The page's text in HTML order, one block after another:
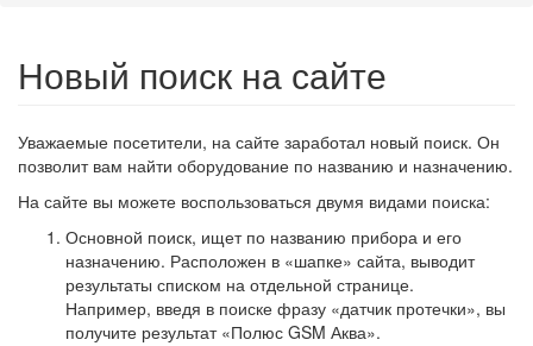
Новый поиск на сайте
Уважаемые посетители, на сайте заработал новый поиск. Он
позволит вам найти оборудование по названию и назначению.
На сайте вы можете воспользоваться двумя видами поиска:
Основной поиск, ищет по названию прибора и его
назначению. Расположен в «шапке» сайта, выводит
результаты списком на отдельной странице.
Например, введя в поиске фразу «датчик протечки», вы
получите результат «Полюс GSM Аква».